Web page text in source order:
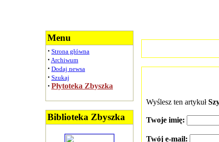
Menu
· Strona główna
· Archiwum
· Dodaj newsa
· Szukaj
· Płytoteka Zbyszka
Biblioteka Zbyszka
Wyślesz ten artykuł
Twoje imię:
Twój e-mail: